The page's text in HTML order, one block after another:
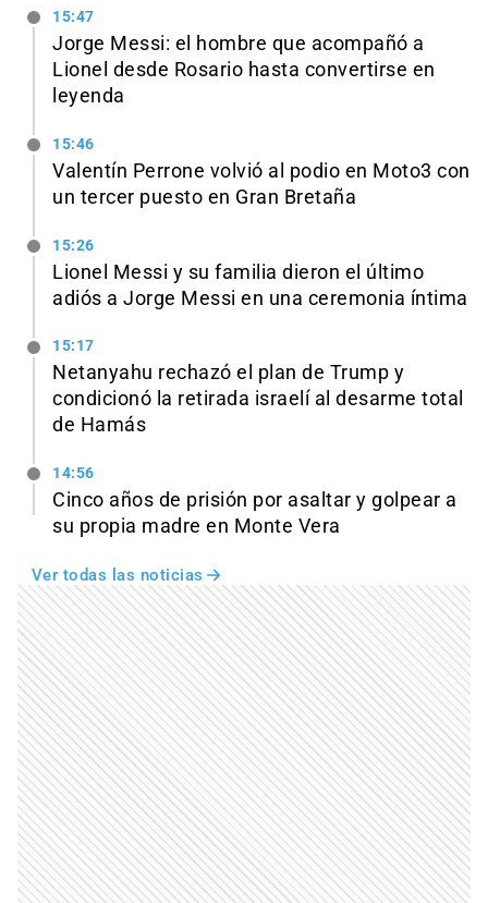
15:47
Jorge Messi: el hombre que acompañó a
Lionel desde Rosario hasta convertirse en
leyenda
15:46
Valentín Perrone volvió al podio en Moto3 con
un tercer puesto en Gran Bretaña
15:26
Lionel Messi y su familia dieron el último
adiós a Jorge Messi en una ceremonia íntima
15:17
Netanyahu rechazó el plan de Trump y
condicionó la retirada israelí al desarme total
de Hamás
14:56
Cinco años de prisión por asaltar y golpear a
su propia madre en Monte Vera
Ver todas las noticias